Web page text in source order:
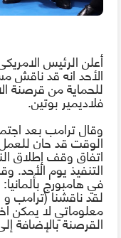
أعلن الرئيس
الأحدانهقدناقش
للحماية من قرصنة
فلاديمير بوتين.
وقال ترامب بعد
الوقت قد حان
اتفاق وقف إطلاق
التنفيذ يوم
في هامبورج بألمانيا:
لقدناقشنا(ترامب
معلوماتي لا يمكن
القرصنةبالإضافة